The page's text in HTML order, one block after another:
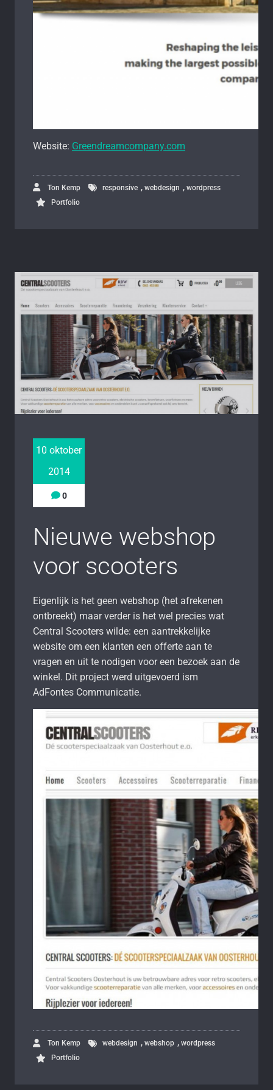
Website: Greendreamcompany.com
Ton Kemp responsive , webdesign , wordpress
Portfolio
10 oktober
2014
0
Nieuwe webshop
voor scooters
Eigenlijk is het geen webshop (het afrekenen
ontbreekt) maar verder is het wel precies wat
Central Scooters wilde: een aantrekkelijke
website om een klanten een offerte aan te
vragen en uit te nodigen voor een bezoek aan de
winkel. Dit project werd uitgevoerd ism
AdFontes Communicatie.
Ton Kemp webdesign , webshop , wordpress
Portfolio